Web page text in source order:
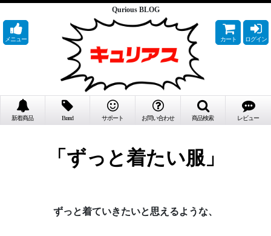
Qurious BLOG
「ずっと着たい服」
ずっと着ていきたいと思えるような、
メニュー カート ログイン
新着商品 Brand サポート お問い合わせ 商品検索 レビュー